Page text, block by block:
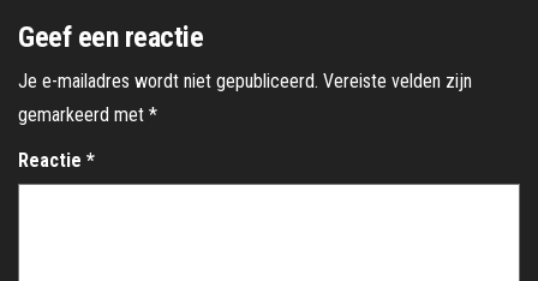
Geef een reactie
Je e-mailadres wordt niet gepubliceerd. Vereiste velden zijn
gemarkeerd met *
Reactie *